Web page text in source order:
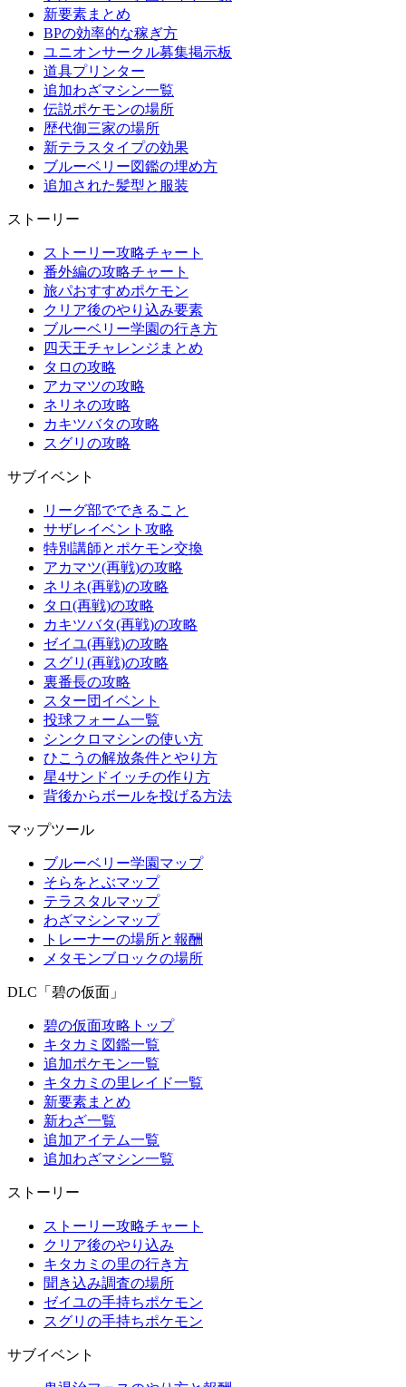
新要素まとめ
BPの効率的な稼ぎ方
ユニオンサークル募集掲示板
道具プリンター
追加わざマシン一覧
伝説ポケモンの場所
歴代御三家の場所
新テラスタイプの効果
ブルーベリー図鑑の埋め方
追加された髪型と服装
ストーリー
ストーリー攻略チャート
番外編の攻略チャート
旅パおすすめポケモン
クリア後のやり込み要素
ブルーベリー学園の行き方
四天王チャレンジまとめ
タロの攻略
アカマツの攻略
ネリネの攻略
カキツバタの攻略
スグリの攻略
サブイベント
リーグ部でできること
サザレイベント攻略
特別講師とポケモン交換
アカマツ(再戦)の攻略
ネリネ(再戦)の攻略
タロ(再戦)の攻略
カキツバタ(再戦)の攻略
ゼイユ(再戦)の攻略
スグリ(再戦)の攻略
裏番長の攻略
スター団イベント
投球フォーム一覧
シンクロマシンの使い方
ひこうの解放条件とやり方
星4サンドイッチの作り方
背後からボールを投げる方法
マップツール
ブルーベリー学園マップ
そらをとぶマップ
テラスタルマップ
わざマシンマップ
トレーナーの場所と報酬
メタモンブロックの場所
DLC「碧の仮面」
碧の仮面攻略トップ
キタカミ図鑑一覧
追加ポケモン一覧
キタカミの里レイド一覧
新要素まとめ
新わざ一覧
追加アイテム一覧
追加わざマシン一覧
ストーリー
ストーリー攻略チャート
クリア後のやり込み
キタカミの里の行き方
聞き込み調査の場所
ゼイユの手持ちポケモン
スグリの手持ちポケモン
サブイベント